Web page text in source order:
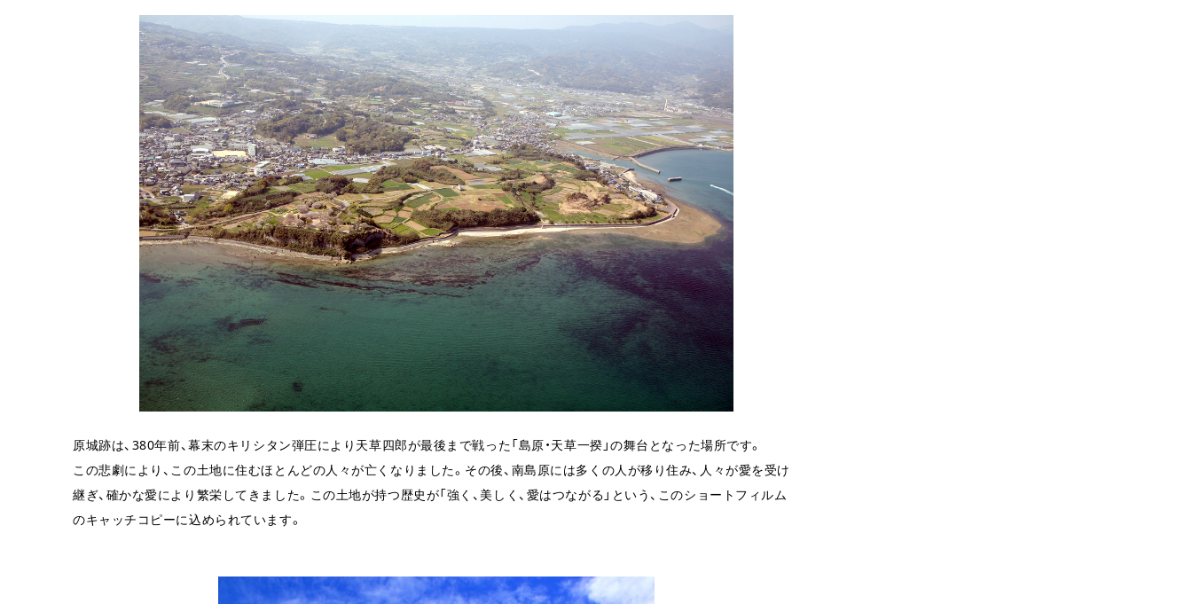
原城跡は、380年前、幕末のキリシタン弾圧により天草四郎が最後まで戦った「島原・天草一揆」の舞台となった場所です。
この悲劇により、この土地に住むほとんどの人々が亡くなりました。その後、南島原には多くの人が移り住み、人々が愛を受け
継ぎ、確かな愛により繁栄してきました。この土地が持つ歴史が「強く、美しく、愛はつながる」という、このショートフィルム
のキャッチコピーに込められています。